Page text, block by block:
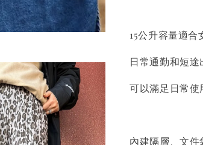
15公升容量適合
日常通勤和短
可以滿足日常使
內建隔層、文